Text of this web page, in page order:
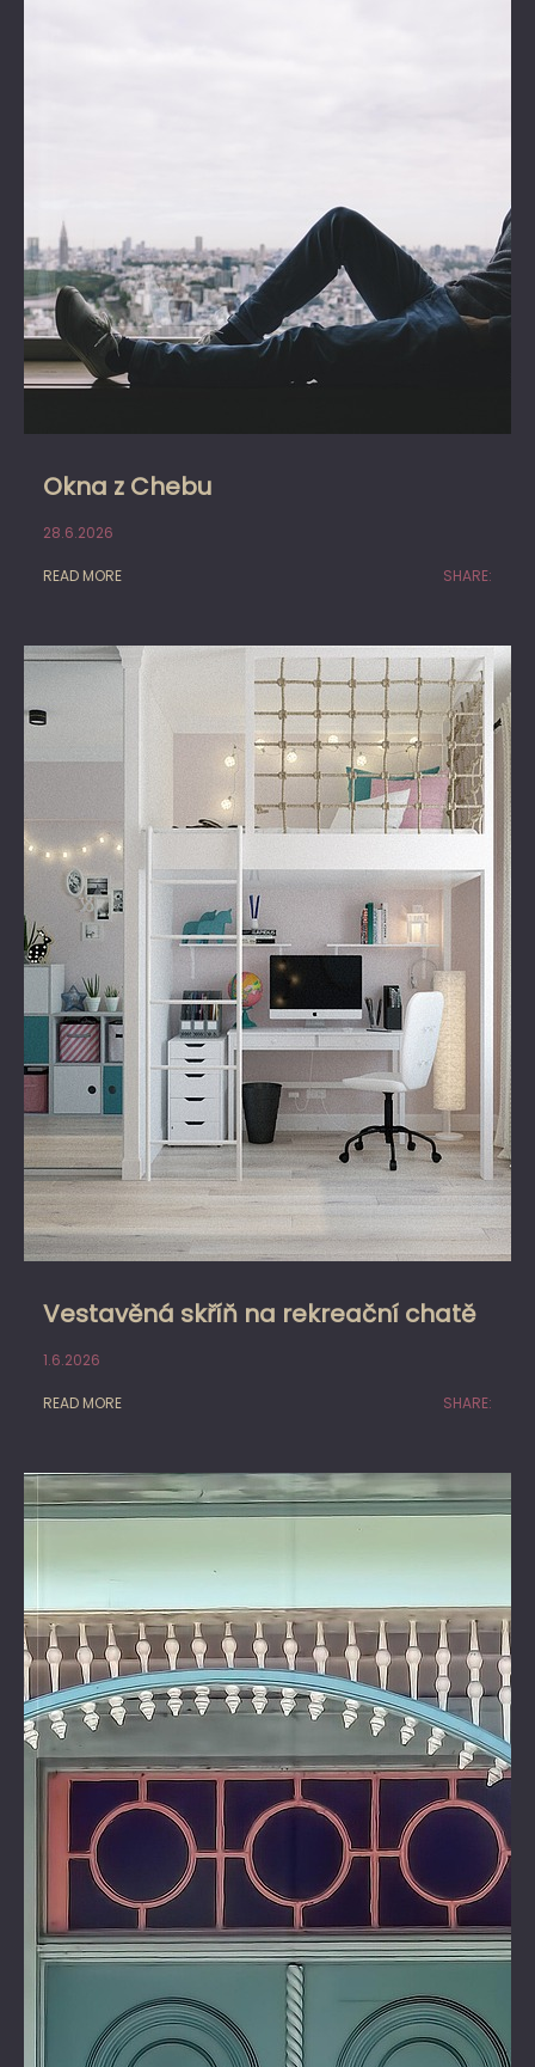
Okna z Chebu
28.6.2026
READ MORE SHARE:
Vestavěná skříň na rekreační chatě
1.6.2026
READ MORE SHARE: